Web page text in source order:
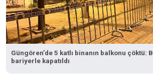
Güngören’de 5 katlı binanın balkonu çöktü:
bariyerle kapatıldı